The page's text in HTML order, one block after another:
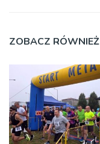
ZOBACZ RÓWNIEŻ